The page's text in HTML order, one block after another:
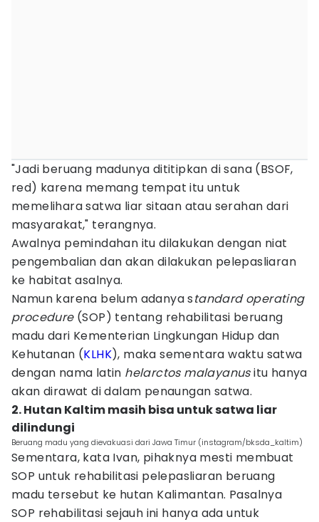
"Jadi beruang madunya dititipkan di sana (BSOF,
red) karena memang tempat itu untuk
memelihara satwa liar sitaan atau serahan dari
masyarakat," terangnya.
Awalnya pemindahan itu dilakukan dengan niat
pengembalian dan akan dilakukan pelepasliaran
ke habitat asalnya.
Namun karena belum adanya standard operating
procedure(SOP) tentang rehabilitasi beruang
madu dari Kementerian Lingkungan Hidup dan
Kehutanan (KLHK), maka sementara waktu satwa
dengan nama latin helarctos malayanusitu hanya
akan dirawat di dalam penaungan satwa.
2. Hutan Kaltim masih bisa untuk satwa liar
dilindungi
Beruang madu yang dievakuasi dari Jawa Timur (instagram/bksda_kaltim)
Sementara, kata Ivan, pihaknya mesti membuat
SOP untuk rehabilitasi pelepasliaran beruang
madu tersebut ke hutan Kalimantan. Pasalnya
SOP rehabilitasi sejauh ini hanya ada untuk